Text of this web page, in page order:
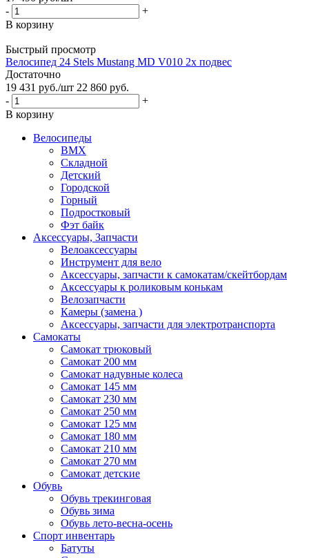
-
+
В корзину
Быстрый просмотр
Велосипед 24 Stels Mustang MD V010 2х подвес
Достаточно
19 431 руб./шт 22 860 руб.
-
+
В корзину
Велосипеды
BMX
Складной
Детский
Городской
Горный
Подростковый
Фэт байк
Аксессуары, Запчасти
Велоаксессуары
Инструмент для вело
Аксессуары, запчасти к самокатам/скейтбордам
Аксессуары к роликовым конькам
Велозапчасти
Камеры (замена )
Аксессуары, запчасти для электротранспорта
Самокаты
Самокат трюковый
Самокат 200 мм
Самокат надувные колеса
Самокат 145 мм
Самокат 230 мм
Самокат 250 мм
Самокат 125 мм
Самокат 180 мм
Самокат 210 мм
Самокат 270 мм
Самокат детские
Обувь
Обувь трекинговая
Обувь зима
Обувь лето-весна-осень
Спорт инвентарь
Батуты